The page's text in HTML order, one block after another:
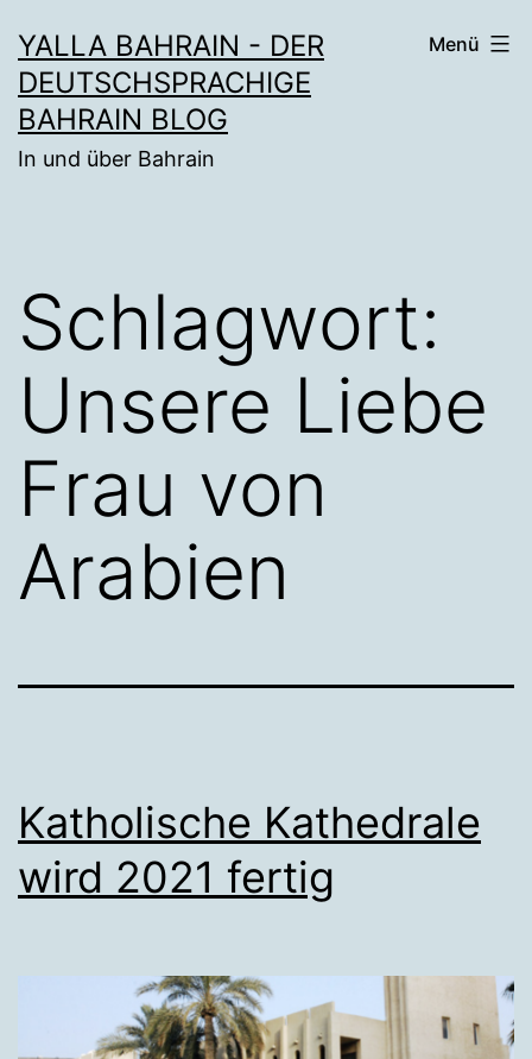
Inhalt
springen
YALLA BAHRAIN - DER
DEUTSCHSPRACHIGE
BAHRAIN BLOG
In und über Bahrain
Menü
Schlagwort:
Unsere Liebe
Frau von
Arabien
Katholische Kathedrale
wird 2021 fertig